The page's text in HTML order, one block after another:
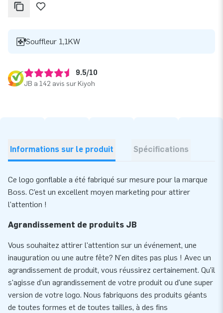
Souffleur 1,1KW
9.5/10
JB a 142 avis sur Kiyoh
Informations sur le produit Spécifications
Ce logo gonflable a été fabriqué sur mesure pour la marque
Boss. C’est un excellent moyen marketing pour attirer
l'attention !
Agrandissement de produits JB
Vous souhaitez attirer l'attention sur un événement, une
inauguration ou une autre fête? N'en dites pas plus ! Avec un
agrandissement de produit, vous réussirez certainement. Qu'il
s'agisse d'un agrandissement de votre produit ou d'une super
version de votre logo. Nous fabriquons des produits géants
de toutes formes et de toutes tailles, à des fins